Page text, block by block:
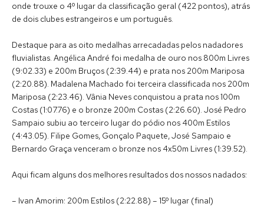
onde trouxe o 4º lugar da classificação geral (422 pontos), atrás
de dois clubes estrangeiros e um português.
Destaque para as oito medalhas arrecadadas pelos nadadores
fluvialistas. Angélica André foi medalha de ouro nos 800m Livres
(9:02.33) e 200m Bruços (2:39.44) e prata nos 200m Mariposa
(2:20.88). Madalena Machado foi terceira classificada nos 200m
Mariposa (2:23.46). Vânia Neves conquistou a prata nos 100m
Costas (1:07.76) e o bronze 200m Costas (2:26.60). José Pedro
Sampaio subiu ao terceiro lugar do pódio nos 400m Estilos
(4:43.05). Filipe Gomes, Gonçalo Paquete, José Sampaio e
Bernardo Graça venceram o bronze nos 4x50m Livres (1:39.52).
Aqui ficam alguns dos melhores resultados dos nossos nadados:
– Ivan Amorim: 200m Estilos (2:22.88) – 15º lugar (final)